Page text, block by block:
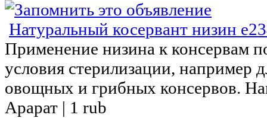
Натуральный косервант низин
Применение низина к консервам
условия стерилизации, например
овощных и грибных консервов.
Арарат | 1 rub